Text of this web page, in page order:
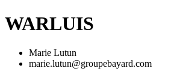
WARLUIS
Marie Lutun
marie.lutun@groupebayard.com